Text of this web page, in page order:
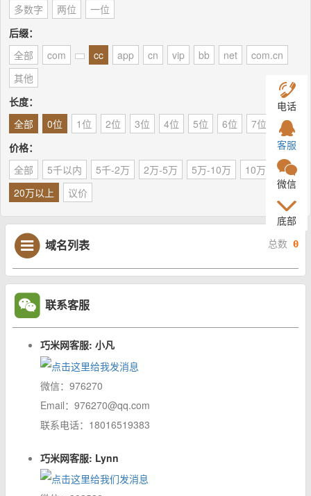
多数字
两位
一位
后缀：
全部
com cc app cn vip bb net
com.cn
其他
长度：
全部
0位 1位 2位 3位 4位 5位 6位 7位
8位
价格：
全部
5千以内 5千-2万 2万-5万 5万-10万
10万-20万
20万以上
议价
域名列表 总数0
联系客服
巧米网客服: 小凡
微信：976270
Email：976270@qq.com
联系电话：18016519383
巧米网客服: Lynn
电话
客服
微信
底部